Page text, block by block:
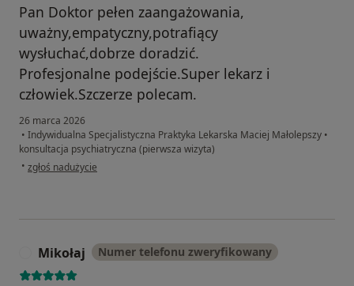
Pan Doktor pełen zaangażowania,
uważny,empatyczny,potrafiący
wysłuchać,dobrze doradzić.
Profesjonalne podejście.Super lekarz i
człowiek.Szczerze polecam.
26 marca 2026
• Indywidualna Specjalistyczna Praktyka Lekarska Maciej Małolepszy •
konsultacja psychiatryczna (pierwsza wizyta)
• w opinii użytkownika Barbara
zgłoś nadużycie
Mikołaj Numer telefonu zweryfikowany